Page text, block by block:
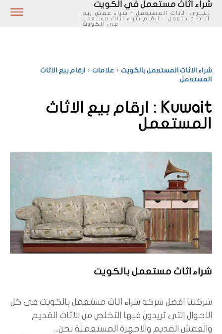
شراء اثاث مستعمل في الكويت
نشتري الاثاث المستعمل - شراء عفش بيع
اثاث مستعمل - ارقام شراء اثاث مستعمل
في الكويت
شراء الاثاث المستعمل بالكويت علامات
ارقام بيع الاثاث
المستعمل
Kuwait :
ارقام بيع الاثاث
المستعمل
شراء اثاث مستعمل بالكويت
شركتنا افضل شركة شراء اثاث مستعمل بالكويت فى كل
الاحوال التى تريدون فيها التخلص من الاثاث القديم
والعفش القديم والاجهزة المستعملة نحن...